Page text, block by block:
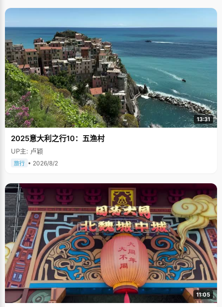
13:31
2025意大利之行10：五渔村
UP主: 卢颖
旅行 • 2026/8/2
11:05